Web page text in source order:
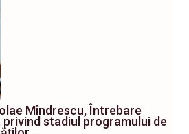
Mîndrescu, Întrebare
stadiul programului de